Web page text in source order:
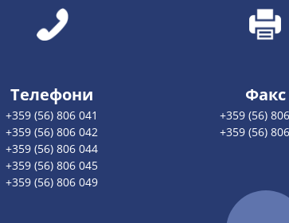
Телефони
+359 (56) 806 041
+359 (56) 806 042
+359 (56) 806 044
+359 (56) 806 045
+359 (56) 806 049
Факс
+359 (56)
+359 (56)